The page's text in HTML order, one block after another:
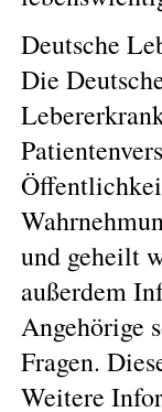
Deutsche
Die
und geheilt
außerdem
Angehörige
Fragen.
Weitere